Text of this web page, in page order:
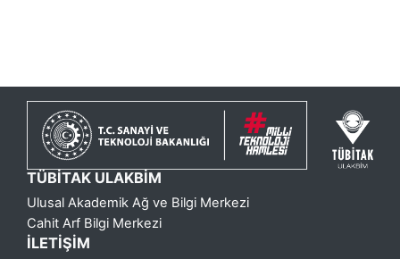
TÜBİTAK ULAKBİM
Ulusal Akademik Ağ ve Bilgi Merkezi
Cahit Arf Bilgi Merkezi
İLETİŞİM